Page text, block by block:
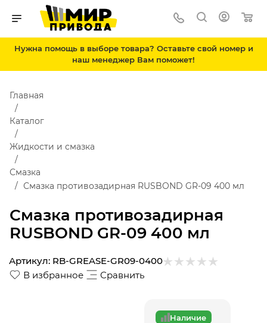
Нужна помощь в выборе товара? Оставьте свой номер и
наш менеджер Вам поможет!
Смазка противозадирная
RUSBOND GR-09 400 мл
Главная
Каталог
Жидкости и смазка
Смазка
Смазка противозадирная RUSBOND GR-09 400 мл
В избранное Сравнить
Артикул: RB-GREASE-GR09-0400
Наличие